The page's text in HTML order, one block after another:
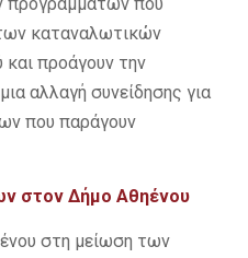
προγραμμάτων που
καταναλωτικών
προάγουν την
αλλαγή συνείδησης για
που παράγουν
στον Δήμο Αθηένου
στη μείωση των